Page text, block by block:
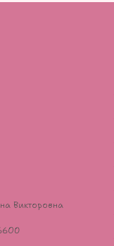
Викторовна